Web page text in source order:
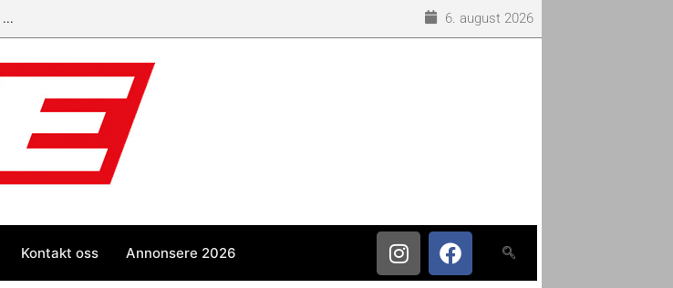
6. august 2026
Kontakt oss Annonsere 2026